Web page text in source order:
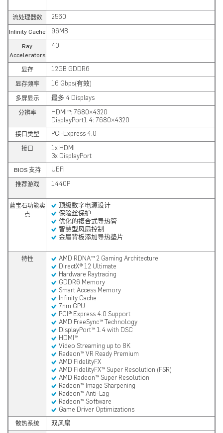
流处理器数 2560
Infinity Cache 96MB
Ray
Accelerators
40
显存 12GB GDDR6
显存频率 16 Gbps(有效)
多屏显示 最多 4 Displays
分辨率
HDMI™: 7680×4320
DisplayPort1.4: 7680×4320
接口类型 PCI-Express 4.0
接口
1x HDMI
3x DisplayPort
BIOS 支持 UEFI
推荐游戏 1440P
蓝宝石功能卖
点
顶级数字电源设计
保险丝保护
优化的複合式导热管
智慧型风扇控制
金属背板添加导热垫片
特性
AMD RDNA™ 2 Gaming Architecture
DirectX® 12 Ultimate
Hardware Raytracing
GDDR6 Memory
Smart Access Memory
Infinity Cache
7nm GPU
PCI® Express 4.0 Support
AMD FreeSync™ Technology
DisplayPort™ 1.4 with DSC
HDMI™
Video Streaming up to 8K
Radeon™ VR Ready Premium
AMD FidelityFX
AMD FidelityFX™ Super Resolution (FSR)
AMD Radeon™ Super Resolution
Radeon™ Image Sharpening
Radeon™ Anti-Lag
Radeon™ Software
Game Driver Optimizations
散热系统 双风扇